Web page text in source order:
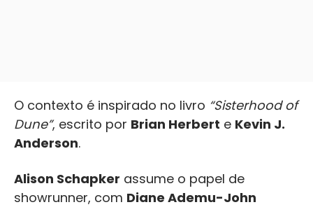
O contexto é inspirado no livro “Sisterhood of
Dune”, escrito por Brian Herbert e Kevin J.
Anderson.
Alison Schapker assume o papel de
showrunner, com Diane Ademu-John